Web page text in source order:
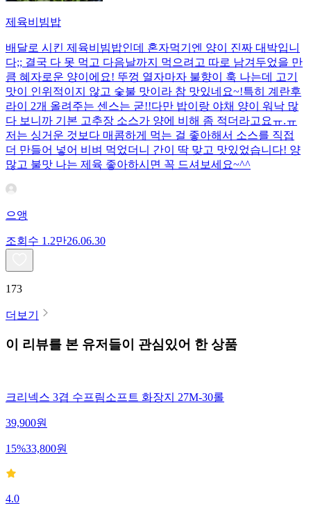
제육비빔밥
배달로 시킨 제육비빔밥인데 혼자먹기엔 양이 진짜 대박입니
다;; 결국 다 못 먹고 다음날까지 먹으려고 따로 남겨두었을 만
큼 혜자로운 양이에요! 뚜껑 열자마자 불향이 훅 나는데 고기
맛이 인위적이지 않고 숯불 맛이라 참 맛있네요~!특히 계란후
라이 2개 올려주는 센스는 굳!! ​다만 밥이랑 야채 양이 워낙 많
다 보니까 기본 고추장 소스가 양에 비해 좀 적더라고요ㅠ.ㅠ
저는 싱거운 것보다 매콤하게 먹는 걸 좋아해서 소스를 직접
더 만들어 넣어 비벼 먹었더니 간이 딱 맞고 맛있었습니다! 양
많고 불맛 나는 제육 좋아하시면 꼭 드셔보세요~^^
으앵
조회수 1.2만26.06.30
173
더보기
이 리뷰를 본 유저들이 관심있어 한 상품
크리넥스 3겹 수프림소프트 화장지 27M-30롤
39,900원
15%33,800원
4.0